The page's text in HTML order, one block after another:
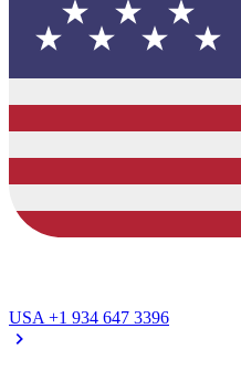
USA +1 934 647 3396